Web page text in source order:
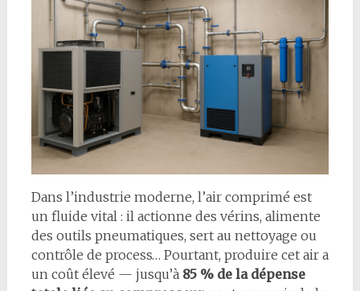
Dans l’industrie moderne, l’air comprimé est
un fluide vital : il actionne des vérins, alimente
des outils pneumatiques, sert au nettoyage ou
contrôle de process… Pourtant, produire cet air a
un coût élevé — jusqu’à 85 % de la dépense